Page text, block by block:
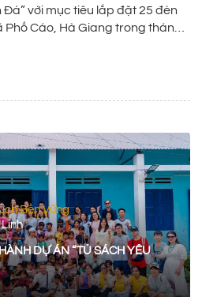
với mục tiêu lắp đặt 25 đèn
Cáo, Hà Giang trong tháng
được LuxGroup thành lập
Bền Vững
Linh
DỰ ÁN “TỦ SÁCH YÊU